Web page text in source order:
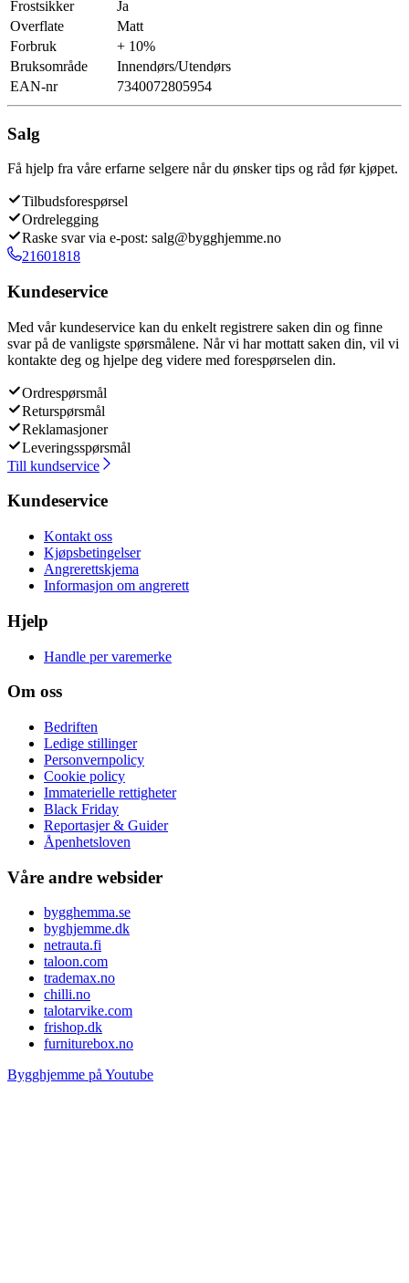
Frostsikker
Ja
Overflate
Matt
Forbruk
+ 10%
Bruksområde
Innendørs/Utendørs
EAN-nr
7340072805954
Salg
Få hjelp fra våre erfarne selgere når du ønsker tips og råd før kjøpet.
Tilbudsforespørsel
Ordrelegging
Raske svar via e-post: salg@bygghjemme.no
21601818
Kundeservice
Med vår kundeservice kan du enkelt registrere saken din og finne
svar på de vanligste spørsmålene. Når vi har mottatt saken din, vil vi
kontakte deg og hjelpe deg videre med forespørselen din.
Ordrespørsmål
Returspørsmål
Reklamasjoner
Leveringsspørsmål
Till kundservice
Kundeservice
Kontakt oss
Kjøpsbetingelser
Angrerettskjema
Informasjon om angrerett
Hjelp
Handle per varemerke
Om oss
Bedriften
Ledige stillinger
Personvernpolicy
Cookie policy
Immaterielle rettigheter
Black Friday
Reportasjer & Guider
Åpenhetsloven
Våre andre websider
bygghemma.se
byghjemme.dk
netrauta.fi
taloon.com
trademax.no
chilli.no
talotarvike.com
frishop.dk
furniturebox.no
Bygghjemme på Youtube